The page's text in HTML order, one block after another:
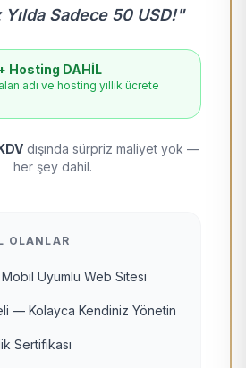
Sadece 50 USD!"
Hosting DAHİL
adı ve hosting yıllık ücrete
dışında sürpriz maliyet yok —
her şey dahil.
OLANLAR
Uyumlu Web Sitesi
— Kolayca Kendiniz Yönetin
Sertifikası